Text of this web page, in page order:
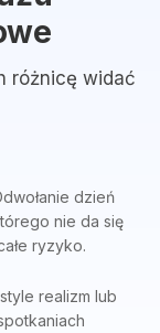
różnicę widać
dzień
nie da się
ryzyko.
realizm lub